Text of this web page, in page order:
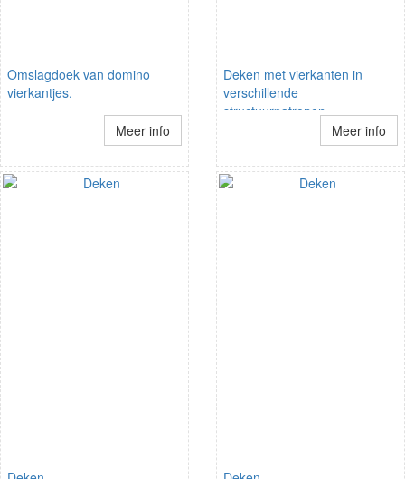
Omslagdoek van domino
vierkantjes.
Meer info
Deken met vierkanten in
verschillende
structuurpatronen
Meer info